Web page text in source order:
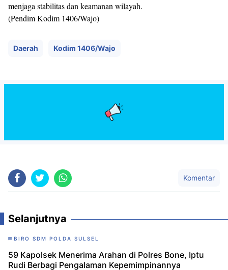
menjaga stabilitas dan keamanan wilayah.
(Pendim Kodim 1406/Wajo)
Daerah Kodim 1406/Wajo
Komentar
Selanjutnya
BIRO SDM POLDA SULSEL
59 Kapolsek Menerima Arahan di Polres Bone, Iptu
Rudi Berbagi Pengalaman Kepemimpinannya